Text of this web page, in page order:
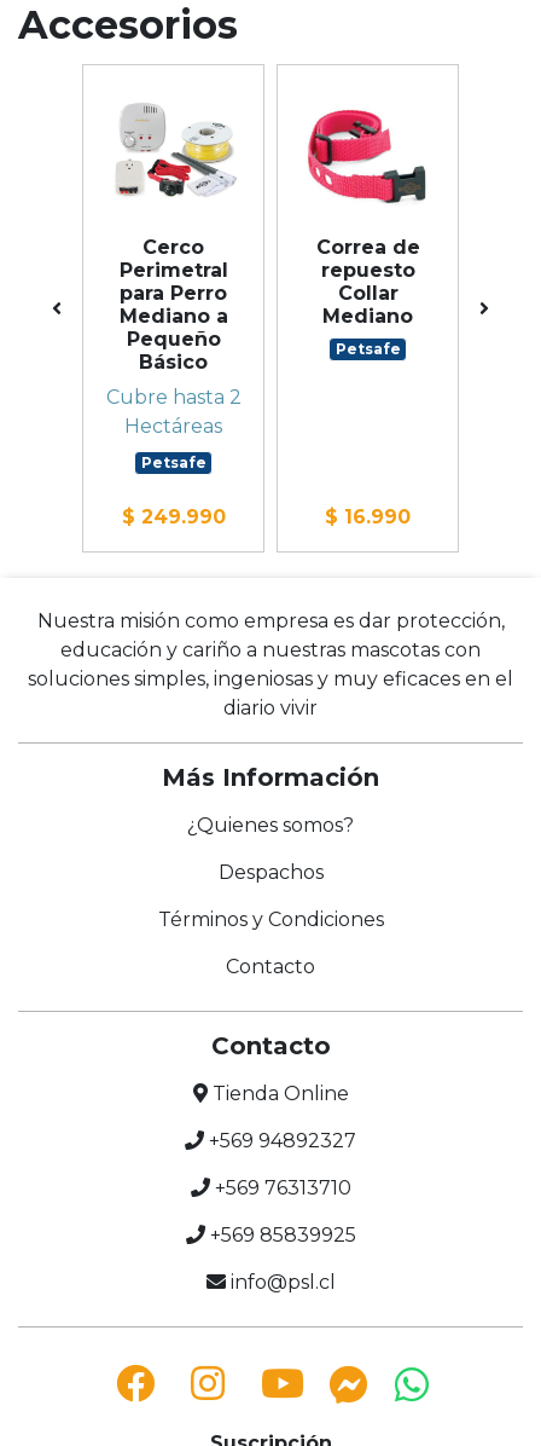
Accesorios
Cerco
Perimetral
para Perro
Mediano a
Pequeño
Básico
Cubre hasta 2
Hectáreas
Petsafe
$ 249.990
Correa de
repuesto
Collar
Mediano
Petsafe
$ 16.990
Nuestra misión como empresa es dar protección,
educación y cariño a nuestras mascotas con
soluciones simples, ingeniosas y muy eficaces en el
diario vivir
Más Información
¿Quienes somos?
Despachos
Términos y Condiciones
Contacto
Contacto
Tienda Online
+569 94892327
+569 76313710
+569 85839925
info@psl.cl